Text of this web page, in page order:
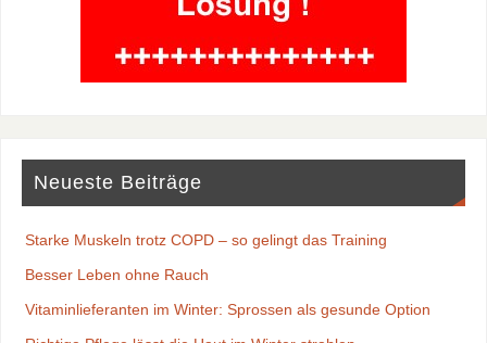
Neueste Beiträge
Starke Muskeln trotz COPD – so gelingt das Training
Besser Leben ohne Rauch
Vitaminlieferanten im Winter: Sprossen als gesunde Option